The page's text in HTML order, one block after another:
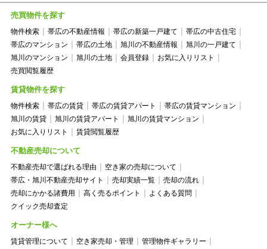
売買物件を探す
物件検索 帯広の不動産情報 帯広の新築一戸建て
帯広の中古住宅
帯広のマンション
帯広の土地 旭川の不動産情報
旭川の一戸建て
旭川のマンション
旭川の土地 会員登録
お気に入りリスト
売買閲覧履歴
賃貸物件を探す
物件検索 帯広の賃貸 帯広の賃貸アパート
帯広の賃貸マンション
旭川の賃貸
旭川の賃貸アパート
旭川の賃貸マンション
お気に入りリスト
賃貸閲覧履歴
不動産売却について
不動産売却で選ばれる理由
空き家の売却について
帯広・旭川不動産売却サイト
売却実績一覧
売却の流れ
売却にかかる諸費用
高く売るポイント
よくある質問
クイック売却査定
オーナー様へ
賃貸管理について 空き家売却・管理
管理物件ギャラリー